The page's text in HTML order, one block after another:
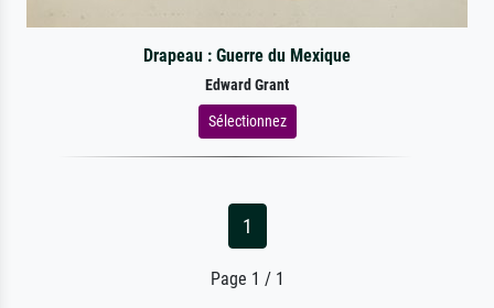
Drapeau : Guerre du Mexique
Edward Grant
Sélectionnez
1
Page 1 / 1